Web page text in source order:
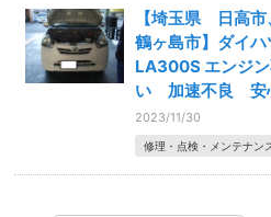
【埼玉県 日高市
鶴ヶ島市】ダイ
LA300S エンジ
い 加速不良 安
2023/11/30
修理・点検・メンテナン